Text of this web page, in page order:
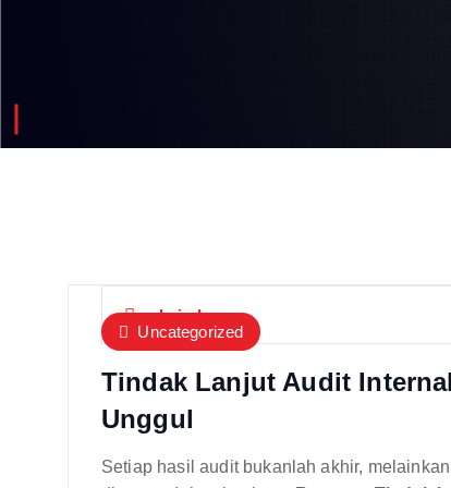
admin-lpm
Uncategorized
Tindak Lanjut Audit
Unggul
Setiap hasil audit bukanlah akhir,